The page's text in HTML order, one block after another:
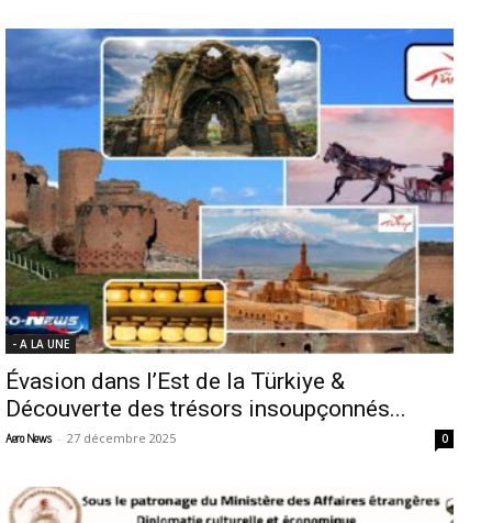
- A LA UNE
Évasion dans l’Est de la Türkiye &
Découverte des trésors insoupçonnés...
Aero News - 27 décembre 2025 0